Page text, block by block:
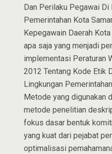
Dan Perilaku Pegawai Di
Pemerintahan Kota
Kepegawain Daerah
apa saja yang menjadi
implementasi Peraturan
2012 Tentang Kode Etik
Lingkungan
Metode yang digunakan
metode penelitian
fokus dasar bentuk
yang kuat dari pejabat
optimalisasi